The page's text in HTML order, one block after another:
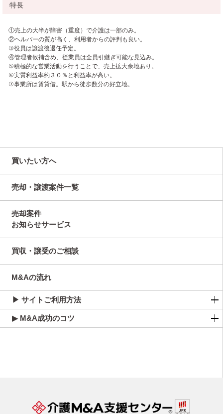
特長
①売上の大半が障害（重度）で介護は一部のみ。
②ヘルパーの質が高く、利用者からの評判も良い。
③役員は譲渡後退任予定。
④管理者候補含め、従業員は全員引継ぎ可能な見込み。
⑤積極的な営業活動を行うことで、売上拡大余地あり。
⑥実質利益率約３０％と利益率が高い。
⑦事業所は賃貸借。駅から徒歩数分の好立地。
買いたい方へ
売却・譲渡案件一覧
売却案件
お知らせサービス
買収・譲受のご相談
M&Aの流れ
▶ サイトご利用方法
▶ M&A成功のコツ